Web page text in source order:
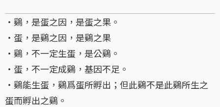
・鷄，是蛋之因，是蛋之果。
・蛋，是鷄之因，是鷄之果
・鷄，不一定生蛋，是公鷄。
・蛋，不一定成鷄，基因不足。
・鷄能生蛋，鷄爲蛋所孵出；但此鷄不是此鷄所生之
蛋而孵出之鷄。